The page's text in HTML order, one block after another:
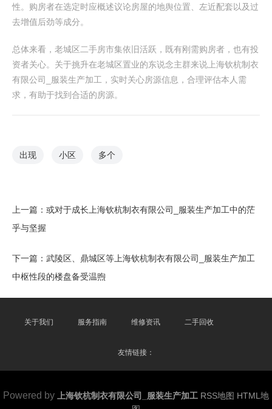
性。购房者在选定时应概述议论房屋的地舆位置、左近配套以及过
去增值后劲等成分。
总体来看，老城区二手房市集依旧活跃，既有刚需购房者，也有投
资者关心。关于挑升在老城区置业的东说念主群来说上海钦杭制衣
有限公司_服装生产加工，实时关心房源信息，合理评估本人需
求，有助于找到合适的房源。
出现 小区 多个
上一篇： 或对于成长上海钦杭制衣有限公司_服装生产加工中的茫
乎与坚握
下一篇： 武陵区、鼎城区等上海钦杭制衣有限公司_服装生产加工
中枢性段的楼盘备受温煦
关于我们 服务指南 维修资讯 二手回收
友情链接：
Powered by 上海钦杭制衣有限公司_服装生产加工 RSS地图 HTML地